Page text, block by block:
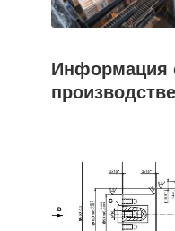
Информация